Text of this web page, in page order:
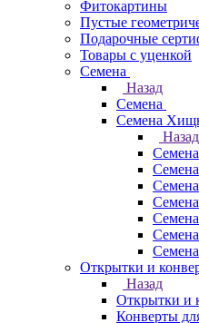
Фитокартины
Пустые
Подарочные
Товары с уценкой
Семена
Назад
Семена
Семена
Назад
Открытки и
Назад
Открытки и
Конверты